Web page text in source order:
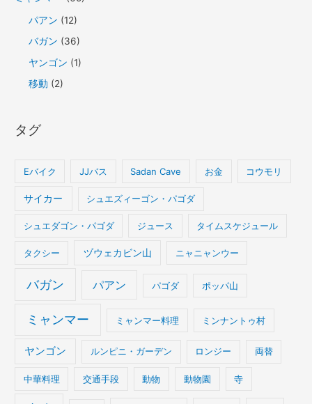
パアン (12)
バガン (36)
ヤンゴン (1)
移動 (2)
タグ
Eバイク JJバス Sadan Cave お金 コウモリ
サイカー シュエズィーゴン・パゴダ
シュエダゴン・パゴダ ジュース タイムスケジュール
タクシー ヅウェカビン山 ニャニャンウー
バガン パアン パゴダ ポッパ山
ミャンマー ミャンマー料理 ミンナントゥ村
ヤンゴン ルンピニ・ガーデン ロンジー 両替
中華料理 交通手段 動物 動物園 寺